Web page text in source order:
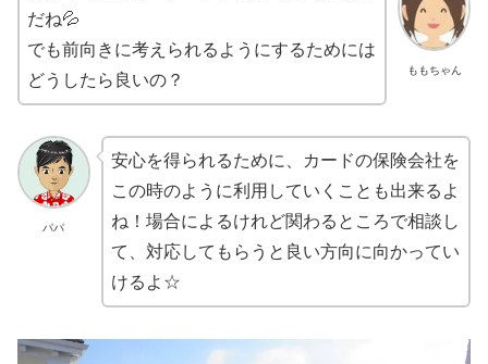
ももちゃん
だね💦
でも前向きに考えられるようにするためには
どうしたら良いの？
パパ
安心を得られるために、カードの保険会社を
この時のように利用していくことも出来るよ
ね！場合によるけれど関わるところで相談し
て、対応してもらうと良い方向に向かってい
けるよ☆